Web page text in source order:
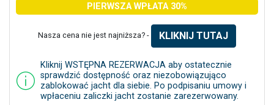
PIERWSZA WPŁATA 30%
Nasza cena nie jest najniższa? - KLIKNIJ TUTAJ
Kliknij WSTĘPNA REZERWACJA aby ostatecznie
sprawdzić dostępność oraz niezobowiązująco
zablokować jacht dla siebie. Po podpisaniu umowy i
wpłaceniu zaliczki jacht zostanie zarezerwowany.